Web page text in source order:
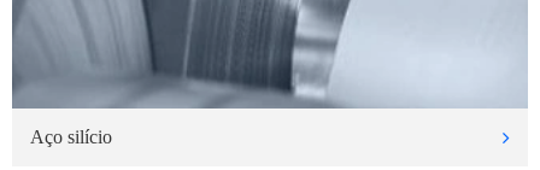
Aço silício